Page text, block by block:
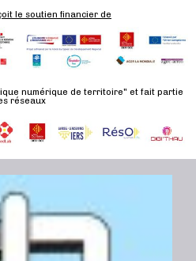
le soutien financier de
numérique de territoire" et fait partie
réseaux